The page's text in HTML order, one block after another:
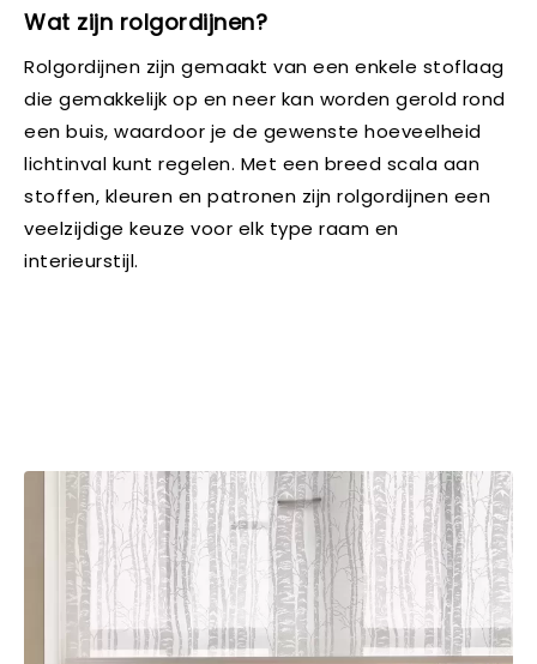
Wat zijn rolgordijnen?
Rolgordijnen zijn gemaakt van een enkele stoflaag
die gemakkelijk op en neer kan worden gerold rond
een buis, waardoor je de gewenste hoeveelheid
lichtinval kunt regelen. Met een breed scala aan
stoffen, kleuren en patronen zijn rolgordijnen een
veelzijdige keuze voor elk type raam en
interieurstijl.